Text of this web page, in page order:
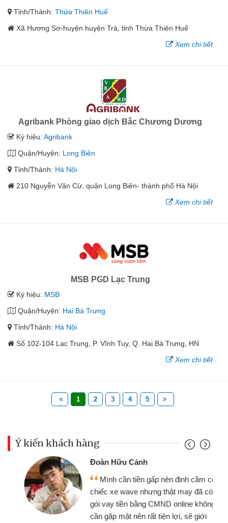
Tỉnh/Thành: Thừa Thiên Huế
Xã Hương Sơ-huyện huyện Trà, tỉnh Thừa Thiên Huế
Xem chi tiết
Agribank Phòng giao dịch Bắc Chương Dương
Ký hiệu: Agribank
Quận/Huyện: Long Biên
Tỉnh/Thành: Hà Nội
210 Nguyễn Văn Cừ, quận Long Biên- thành phố Hà Nội
Xem chi tiết
MSB PGD Lạc Trung
Ký hiệu: MSB
Quận/Huyện: Hai Bà Trưng
Tỉnh/Thành: Hà Nội
Số 102-104 Lạc Trung, P. Vĩnh Tuy, Q. Hai Bà Trưng, HN
Xem chi tiết
1 2 3 4 5
Ý kiến khách hàng
Đoàn Hữu Cảnh
Mình cần tiền gấp nên định cầm cố
chiếc xe wave nhưng thật may đã có
gói vay tiền bằng CMND online không
cần gặp mặt nên rất tiện lợi, sẽ giới